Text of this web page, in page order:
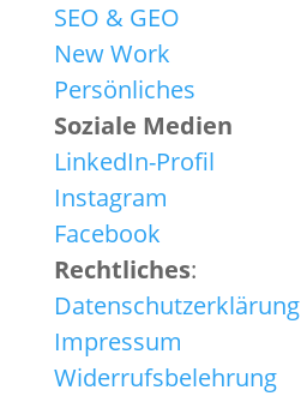
SEO & GEO
New Work
Persönliches
Soziale Medien
LinkedIn-Profil
Instagram
Facebook
Rechtliches:
Datenschutzerklärung
Impressum
Widerrufsbelehrung